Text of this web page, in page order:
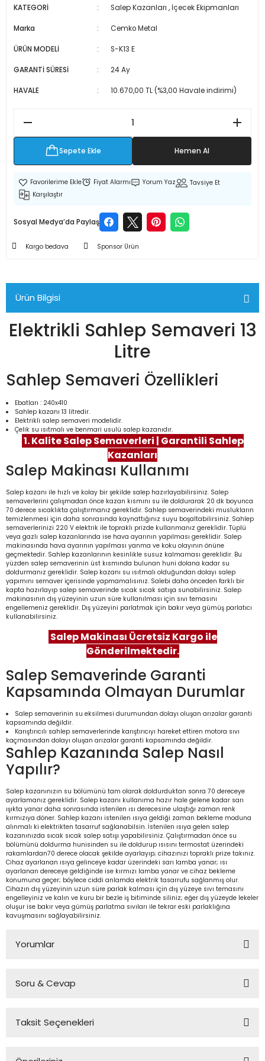
Malzemeleri
Yedek Parça
Parça
KATEGORİ Salep Kazanları , İçecek Ekipmanları
Marka Cemko Metal
ÜRÜN MODELİ S-K13 E
GARANTİ SÜRESİ 24 Ay
HAVALE 10.670,00 TL (%3,00 Havale indirimi)
Sepete Ekle Hemen Al
Fiyat Alarmı Yorum Yaz
Tavsiye Et
Karşılaştır
Sosyal Medya’da Paylaş
Kargo bedava Sponsor Ürün
Ürün Bilgisi
Elektrikli Sahlep Semaveri 13
Litre
Sahlep Semaveri Özellikleri
Ebatları : 240x410
Sahlep kazanı 13 litredir.
Elektrikli salep semaveri modelidir.
Çelik su ısıtmalı ve benmari usulü salep kazanıdır.
1. Kalite Salep Semaverleri | Garantili Sahlep
Kazanları
Salep Makinası Kullanımı
Salep kazanı ile hızlı ve kolay bir şekilde salep hazırlayabilirsiniz. Salep
semaverlerini çalışmadan önce kazan kısmını su ile doldurarak 20 dk boyunca
70 derece sıcaklıkta çalıştırmanız gereklidir. Sahlep semaverindeki muslukların
temizlenmesi için daha sonrasında kaynattığınız suyu boşaltabilirsiniz. Sahlep
semaverlerinizi 220 V elektrik ile topraklı prizde kullanmanız gereklidir. Tüplü
veya gazlı salep kazanlarında ise hava ayarının yapılması gereklidir. Salep
makinasında hava ayarının yapılması yanma ve koku olayının önüne
geçmektedir. Sahlep kazanlarının kesinlikle susuz kalmaması gereklidir. Bu
yüzden salep semaverinin üst kısmında bulunan huni dolana kadar su
doldurmanız gereklidir. Salep kazanı su ısıtmalı olduğundan dolayı salep
yapımını semaver içerisinde yapmamalısınız. Salebi daha önceden farklı bir
kapta hazırlayıp salep semaverinde sıcak sıcak satışa sunabilirsiniz. Salep
makinasının dış yüzeyinin uzun süre kullanılması için sıvı temasını
engellemeniz gereklidir. Dış yüzeyini parlatmak için bakır veya gümüş parlatıcı
kullanabilirsiniz.
Salep Makinası Ücretsiz Kargo ile
Gönderilmektedir.
Salep Semaverinde Garanti
Kapsamında Olmayan Durumlar
Salep semaverinin su eksilmesi durumundan dolayı oluşan arızalar garanti
kapsamında değildir.
Karıştırıcılı sahlep semaverlerinde karıştırıcıyı hareket ettiren motora sıvı
kaçmasından dolayı oluşan arızalar garanti kapsamında değildir.
Sahlep Kazanında Salep Nasıl
Yapılır?
Salep kazanınızın su bölümünü tam olarak doldurduktan sonra 70 dereceye
ayarlamanız gereklidir. Salep kazanı kullanıma hazır hale gelene kadar sarı
ışıkta yanar daha sonrasında istenilen ısı derecesine ulaştığı zaman renk
kırmızıya döner. Sahlep kazanı istenilen ısıya geldiği zaman bekleme moduna
alınmalı ki elektrikten tasarruf sağlanabilsin. İstenilen ısıya gelen salep
kazanınızda sıcak sıcak salep satışı yapabilirsiniz. Çalıştırmadan önce su
bölümünü doldurma hunisinden su ile doldurup ısısını termostat üzerindeki
rakamlardan70 derece olacak şekilde ayarlayıp; cihazınızı topraklı prize takınız.
Cihaz ayarlanan ısıya gelinceye kadar üzerindeki sarı lamba yanar; ısı
ayarlanan dereceye geldiğinde ise kırmızı lamba yanar ve cihaz bekleme
konumuna geçer; böylece ciddi anlamda elektrik tasarrufu sağlanmış olur.
Cihazın dış yüzeyinin uzun süre parlak kalması için dış yüzeye sıvı temasını
engelleyiniz ve kalın ve kuru bir bezle iş bitiminde siliniz; eğer dış yüzeyde lekeler
oluşur ise bakır veya gümüş parlatma sıvıları ile tekrar eski parlaklığına
kavuşmasını sağlayabilirsiniz.
Yorumlar
Soru & Cevap
Ürün hakkında henüz soru sorulmamış.
Taksit Seçenekleri